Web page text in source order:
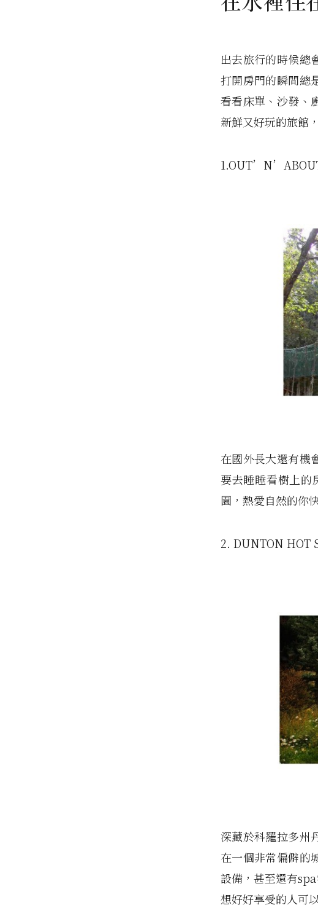
出去旅行的時候總
打開房門的瞬間總
看看床單、沙發、
新鮮又好玩的旅館
在國外長大還有機
要去睡睡看樹上的
園，熱愛自然的你
2. DUNTON HOT
深藏於科羅拉多州
在一個非常偏僻的
設備，甚至還有
想好好享受的人可